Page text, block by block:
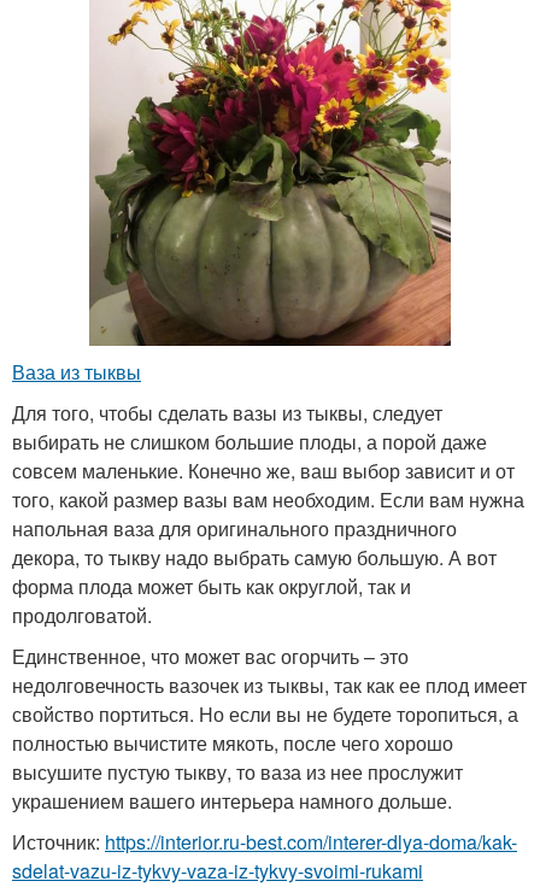
Ваза из тыквы
Для того, чтобы сделать вазы из тыквы, следует
выбирать не слишком большие плоды, а порой даже
совсем маленькие. Конечно же, ваш выбор зависит и от
того, какой размер вазы вам необходим. Если вам нужна
напольная ваза для оригинального праздничного
декора, то тыкву надо выбрать самую большую. А вот
форма плода может быть как округлой, так и
продолговатой.
Единственное, что может вас огорчить – это
недолговечность вазочек из тыквы, так как ее плод имеет
свойство портиться. Но если вы не будете торопиться, а
полностью вычистите мякоть, после чего хорошо
высушите пустую тыкву, то ваза из нее прослужит
украшением вашего интерьера намного дольше.
Источник: https://interior.ru-best.com/interer-dlya-doma/kak-
sdelat-vazu-iz-tykvy-vaza-iz-tykvy-svoimi-rukami